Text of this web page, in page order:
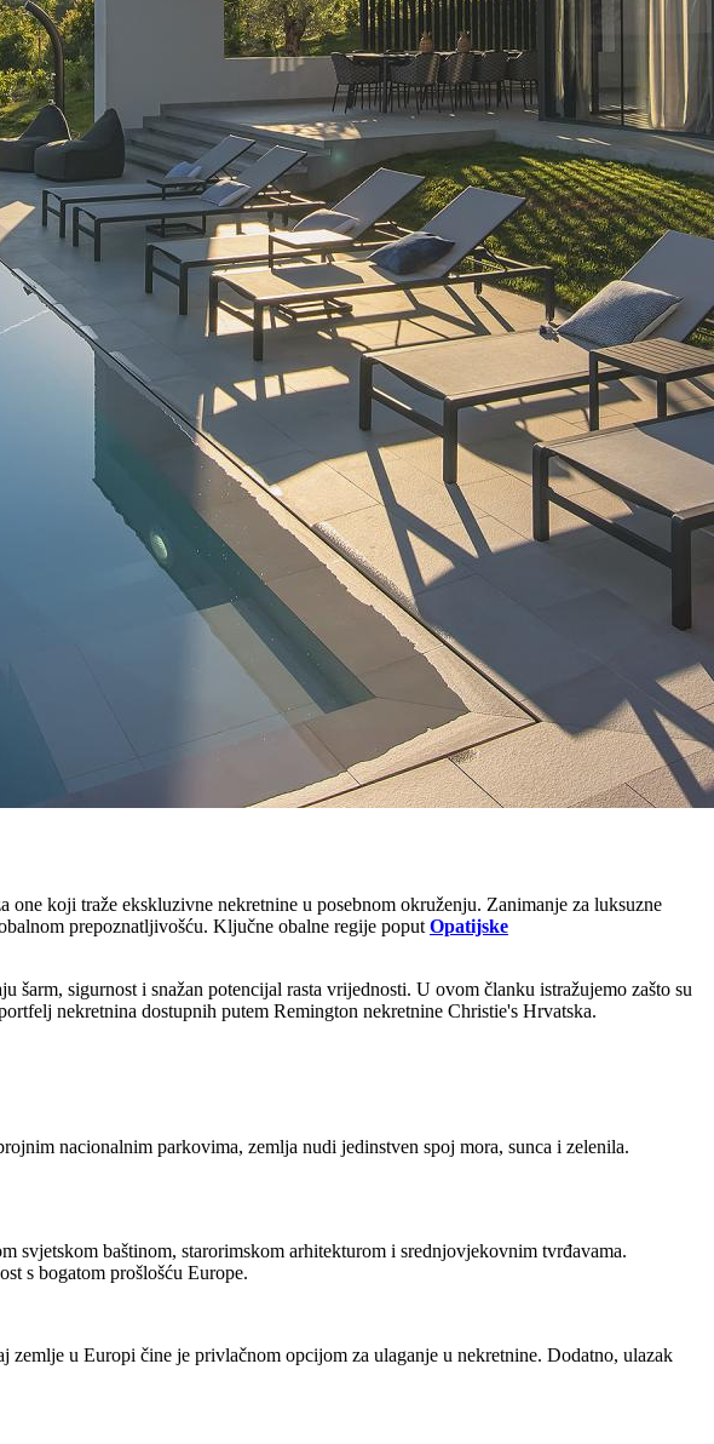
koji traže ekskluzivne nekretnine u posebnom okruženju. Zanimanje za luksuzne
prepoznatljivošću. Ključne obalne regije poput Opatijske
sigurnost i snažan potencijal rasta vrijednosti. U ovom članku istražujemo zašto su
nekretnina dostupnih putem Remington nekretnine Christie's Hrvatska.
nacionalnim parkovima, zemlja nudi jedinstven spoj mora, sunca i zelenila.
baštinom, starorimskom arhitekturom i srednjovjekovnim tvrđavama.
s bogatom prošlošću Europe.
u Europi čine je privlačnom opcijom za ulaganje u nekretnine. Dodatno, ulazak